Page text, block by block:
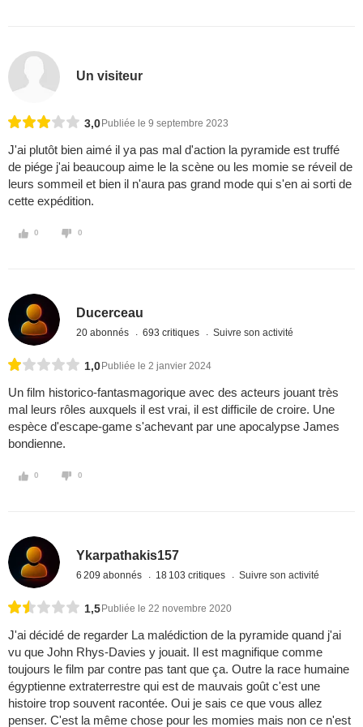
Un visiteur
3,0 Publiée le 9 septembre 2023
J'ai plutôt bien aimé il ya pas mal d'action la pyramide est truffé
de piége j'ai beaucoup aime le la scène ou les momie se réveil de
leurs sommeil et bien il n'aura pas grand mode qui s'en ai sorti de
cette expédition.
0 0
Ducerceau
20 abonnés 693 critiques Suivre son activité
1,0 Publiée le 2 janvier 2024
Un film historico-fantasmagorique avec des acteurs jouant très
mal leurs rôles auxquels il est vrai, il est difficile de croire. Une
espèce d'escape-game s'achevant par une apocalypse James
bondienne.
0 0
Ykarpathakis157
6 209 abonnés 18 103 critiques Suivre son activité
1,5 Publiée le 22 novembre 2020
J'ai décidé de regarder La malédiction de la pyramide quand j'ai
vu que John Rhys-Davies y jouait. Il est magnifique comme
toujours le film par contre pas tant que ça. Outre la race humaine
égyptienne extraterrestre qui est de mauvais goût c'est une
histoire trop souvent racontée. Oui je sais ce que vous allez
penser. C'est la même chose pour les momies mais non ce n'est